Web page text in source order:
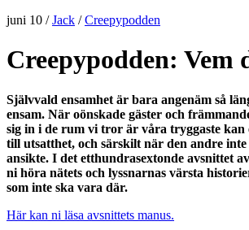
juni 10 /Jack /Creepypodden
Creepypodden: Vem
Självvald ensamhet är bara angenäm så
ensam. När oönskade gäster och
sig in i de rum vi tror är våra tryggaste kan
till utsatthet, och särskilt när den andre inte
ansikte. I det etthundrasextonde avsnittet
ni höra nätets och lyssnarnas värsta
som inte ska vara där.
Här kan ni läsa avsnittets manus.